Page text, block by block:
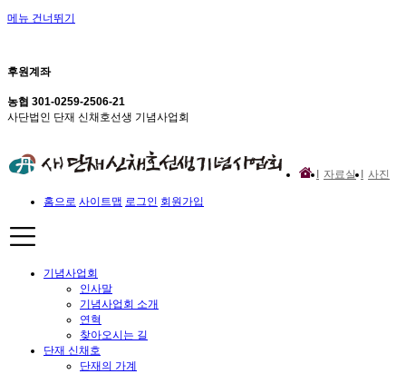
메뉴 건너뛰기
후원계좌
농협 301-0259-2506-21
사단법인 단재 신채호선생 기념사업회
홈으로 사이트맵 로그인 회원가입
기념사업회
인사말
기념사업회 소개
연혁
찾아오시는 길
단재 신채호
단재의 가계
자료실 사진